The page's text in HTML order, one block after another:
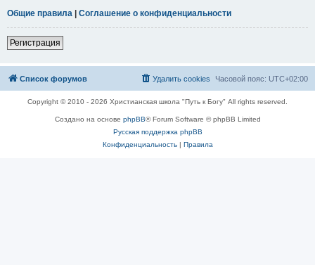
Общие правила
Соглашение о конфиденциальности
Регистрация
Список форумов Часовой пояс: UTC+02:00
Удалить cookies
Copyright © 2010 - 2026 Христианская школа "Путь к Богу" All rights reserved.
Создано на основе phpBB® Forum Software © phpBB Limited
Русская поддержка phpBB
Конфиденциальность| Правила